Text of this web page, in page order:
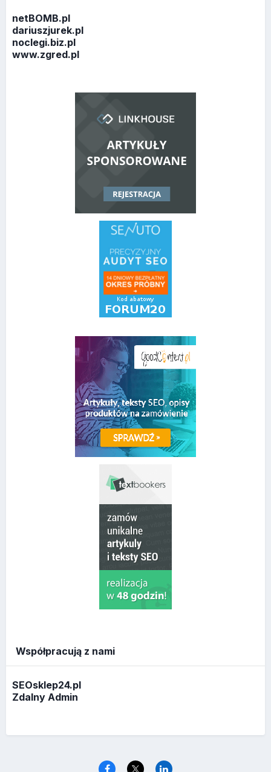
netBOMB.pl
dariuszjurek.pl
noclegi.biz.pl
www.zgred.pl
Współpracują z nami
SEOsklep24.pl
Zdalny Admin